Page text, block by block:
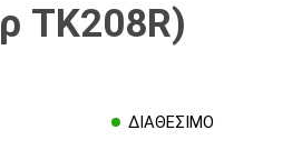
TK208R)
ΔΙΑΘΕΣΙΜΟ